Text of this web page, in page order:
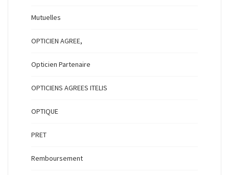
Mutuelles
OPTICIEN AGREE,
Opticien Partenaire
OPTICIENS AGREES ITELIS
OPTIQUE
PRET
Remboursement